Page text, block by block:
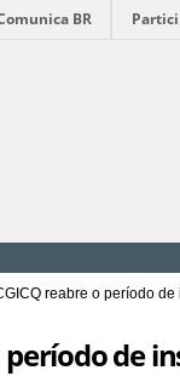
BR
reabre o período
período de